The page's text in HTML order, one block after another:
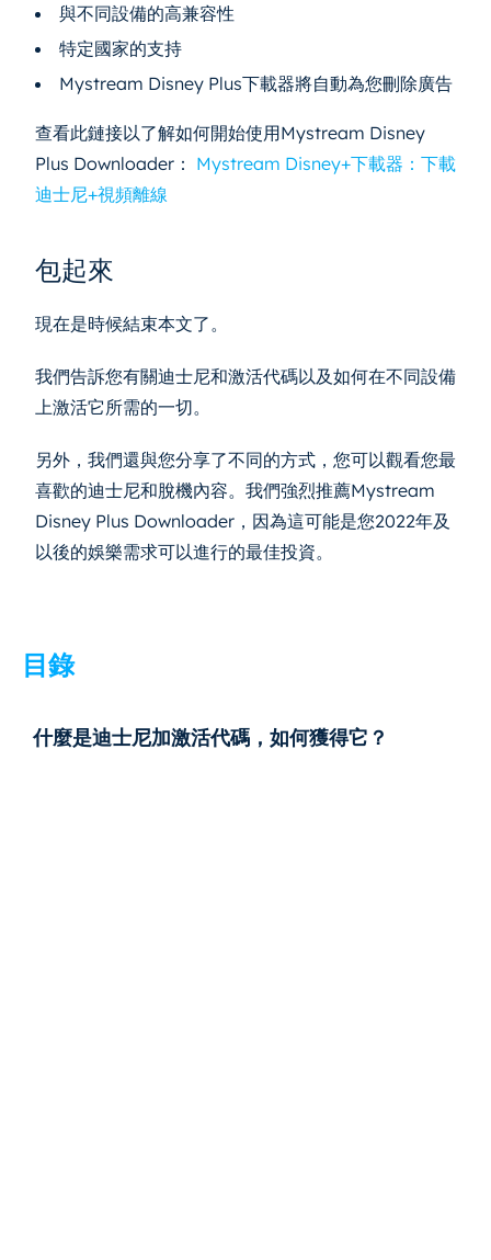
與不同設備的高兼容性
特定國家的支持
Mystream Disney Plus下載器將自動為您刪除廣告
查看此鏈接以了解如何開始使用Mystream Disney
Plus Downloader： Mystream Disney+下載器：下載
迪士尼+視頻離線
包起來
現在是時候結束本文了。
我們告訴您有關迪士尼和激活代碼以及如何在不同設備
上激活它所需的一切。
另外，我們還與您分享了不同的方式，您可以觀看您最
喜歡的迪士尼和脫機內容。我們強烈推薦Mystream
Disney Plus Downloader，因為這可能是您2022年及
以後的娛樂需求可以進行的最佳投資。
目錄
什麼是迪士尼加激活代碼，如何獲得它？